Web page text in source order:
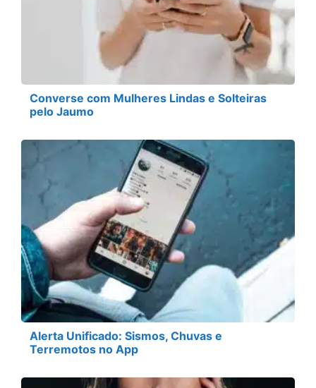
Converse com Mulheres Lindas e Solteiras
pelo Jaumo
Alerta Unificado: Sismos, Chuvas e
Terremotos no App